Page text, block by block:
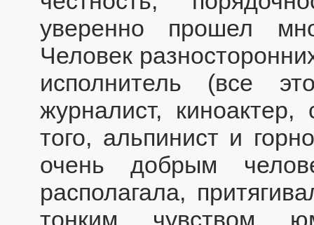
уверенно прошел
Человек
исполнитель (все
журналист,
того, альпинист и
очень добрым
располагала,
тонким чувством